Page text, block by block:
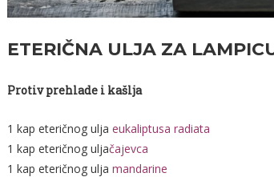
ETERIČNA ULJA ZA
Protiv prehlade i kašlja
1 kap eteričnog ulja eukaliptusa radiata
1 kap eteričnog uljačajevca
1 kap eteričnog ulja mandarine